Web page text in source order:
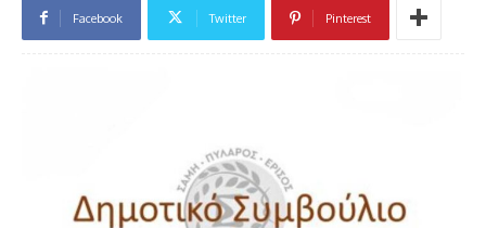
Facebook Twitter Pinterest